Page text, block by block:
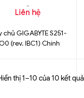
Liên hệ
chủ GIGABYTE S251-
(rev. IBC1) Chính
thị 1–10 của 10 kết quả